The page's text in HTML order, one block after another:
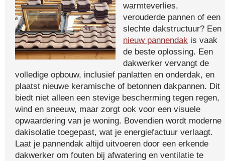
warmteverlies,
verouderde pannen of een
slechte dakstructuur? Een
nieuw pannendak is vaak
de beste oplossing. Een
dakwerker vervangt de
volledige opbouw, inclusief panlatten en onderdak, en
plaatst nieuwe keramische of betonnen dakpannen. Dit
biedt niet alleen een stevige bescherming tegen regen,
wind en sneeuw, maar zorgt ook voor een visuele
opwaardering van je woning. Bovendien wordt moderne
dakisolatie toegepast, wat je energiefactuur verlaagt.
Laat je pannendak altijd uitvoeren door een erkende
dakwerker om fouten bij afwatering en ventilatie te